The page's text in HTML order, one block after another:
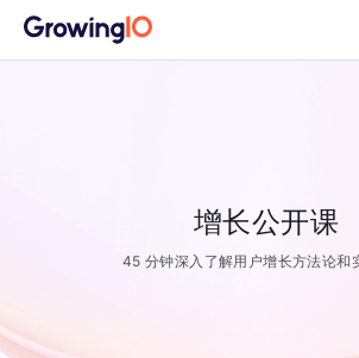
增长公开课
45 分钟深入了解用户增长方法论和